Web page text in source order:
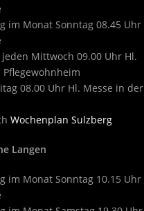
im Monat Sonntag 08.45 Uhr
jeden Mittwoch 09.00 Uhr Hl.
Pflegewohnheim
08.00 Uhr Hl. Messe in der
Wochenplan Sulzberg
Langen
im Monat Sonntag 10.15 Uhr